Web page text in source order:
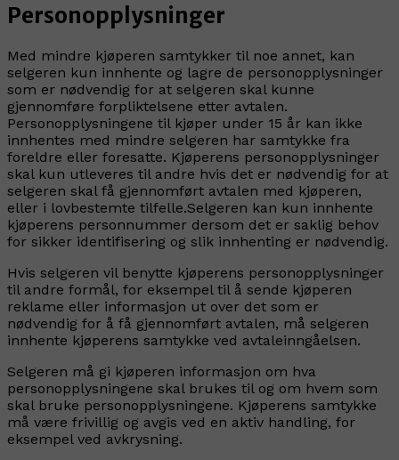
Personopplysninger
Med mindre kjøperen samtykker til noe annet, kan
selgeren kun innhente og lagre de personopplysninger
som er nødvendig for at selgeren skal kunne
gjennomføre forpliktelsene etter avtalen.
Personopplysningene til kjøper under 15 år kan ikke
innhentes med mindre selgeren har samtykke fra
foreldre eller foresatte. Kjøperens personopplysninger
skal kun utleveres til andre hvis det er nødvendig for at
selgeren skal få gjennomført avtalen med kjøperen,
eller i lovbestemte tilfelle.Selgeren kan kun innhente
kjøperens personnummer dersom det er saklig behov
for sikker identifisering og slik innhenting er nødvendig.
Hvis selgeren vil benytte kjøperens personopplysninger
til andre formål, for eksempel til å sende kjøperen
reklame eller informasjon ut over det som er
nødvendig for å få gjennomført avtalen, må selgeren
innhente kjøperens samtykke ved avtaleinngåelsen.
Selgeren må gi kjøperen informasjon om hva
personopplysningene skal brukes til og om hvem som
skal bruke personopplysningene. Kjøperens samtykke
må være frivillig og avgis ved en aktiv handling, for
eksempel ved avkrysning.